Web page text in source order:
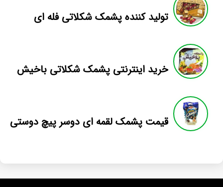
تولید کننده پشمک شکلاتی فله ای
خرید اینترنتی پشمک شکلاتی باخیش
قیمت پشمک لقمه ای دوسر پیچ دوستی